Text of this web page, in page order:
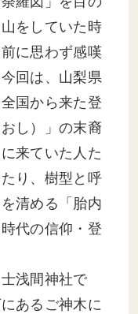
をしていた時
に思わず感嘆
回は、山梨県
国から来た登
し）」の末裔
来ていた人た
り、樹型と呼
清める「胎内
代の信仰・登
浅間神社で
あるご神木に